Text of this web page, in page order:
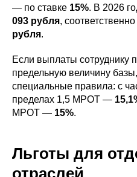
— по ставке 15%. В 2026
093 рубля,
рубля.
Если выплаты сотруднику
предельную величину
специальные правила: с
пределах 1,5 МРОТ —
МРОТ — 15%.
Льготы для
отраслей